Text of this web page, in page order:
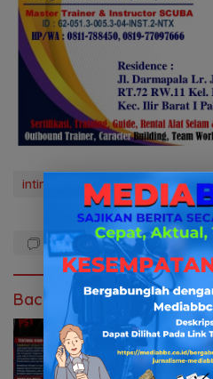
intimidasi
Baca Juga